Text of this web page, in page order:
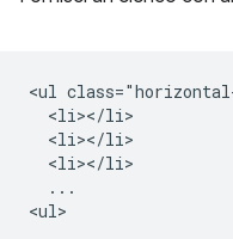
<ul
  <li></li>
  <li></li>
  <li></li>
  ...